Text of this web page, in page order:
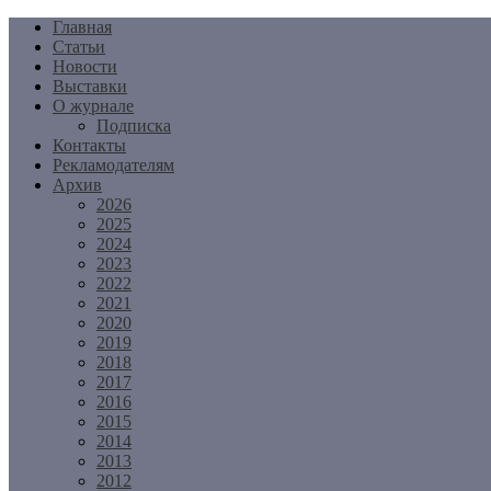
Перейти
содержимому
Главная
Статьи
Новости
Выставки
О журнале
Подписка
Контакты
Рекламодателям
Архив
2026
2025
2024
2023
2022
2021
2020
2019
2018
2017
2016
2015
2014
2013
2012